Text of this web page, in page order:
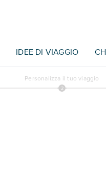
IDEE DI VIAGGIO
Personalizza il tuo viaggio